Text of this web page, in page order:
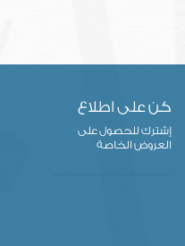
كن على اطلاع
إشترك للحصول على
العروض الخاصة